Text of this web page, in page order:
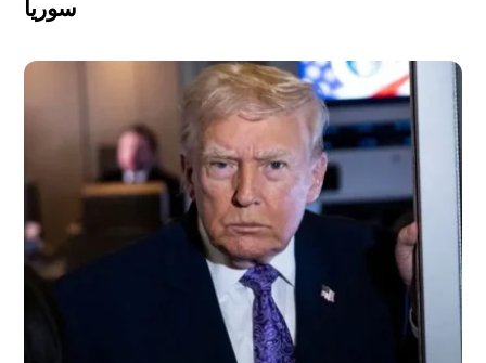
سوريا